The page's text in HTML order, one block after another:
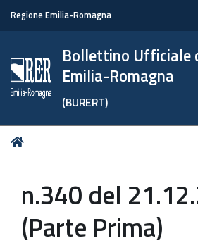
Regione Emilia-Romagna
Bollettino Ufficiale
Emilia-Romagna
(BURERT)
Tu
n.340 del
(Parte Prima)